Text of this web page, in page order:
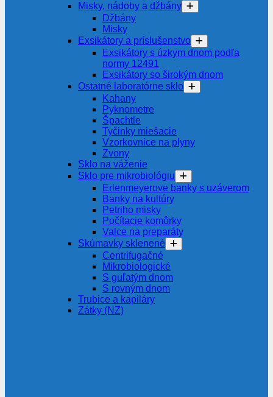
Misky, nádoby a džbány
Džbány
Misky
Exsikátory a príslušenstvo
Exsikátory s úzkym dnom podľa
normy 12491
Exsikátory so širokým dnom
Ostatné laboratórne sklo
Kahany
Pyknometre
Špachtle
Tyčinky miešacie
Vzorkovnice na plyny
Zvony
Sklo na váženie
Sklo pre mikrobiológiu
Erlenmeyerove banky s uzáverom
Banky na kultúry
Petriho misky
Počítacie komôrky
Valce na preparáty
Skúmavky sklenené
Centrifugačné
Mikrobiologické
S guľatým dnom
S rovným dnom
Trubice a kapiláry
Zátky (NZ)